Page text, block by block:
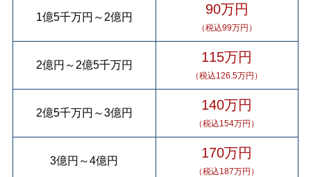
1億5千万円 ～ 2億円 90万円
（税込99万円）
2億円 ～ 2億5千万円 115万円
（税込126.5万円）
2億5千万円 ～3億円 140万円
（税込154万円）
3億円 ～4億円 170万円
（税込187万円）